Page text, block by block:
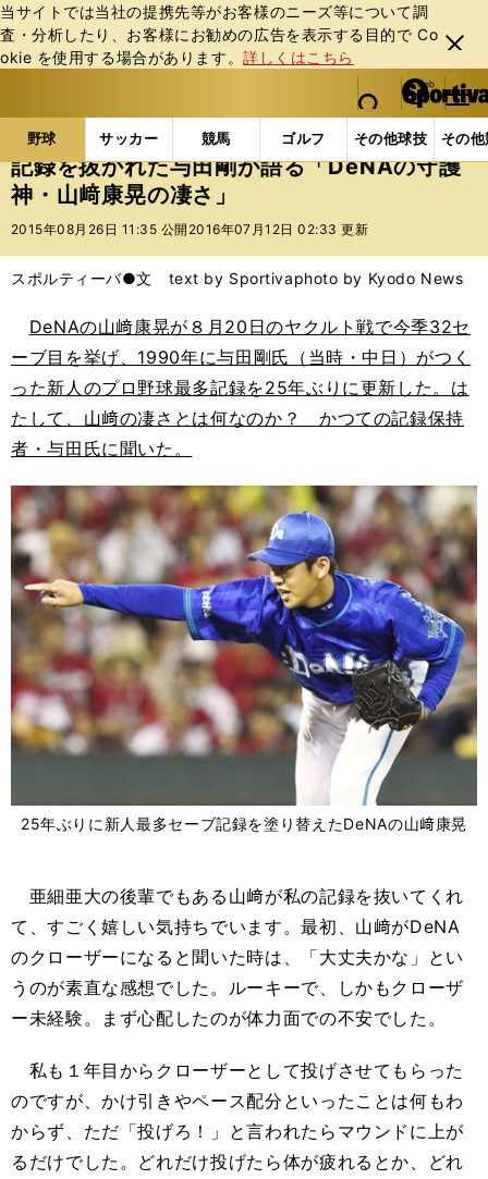
当サイトでは当社の提携先等がお客様のニーズ等について調
査・分析したり、お客様にお勧めの広告を表⽰する⽬的で Co
okie を使⽤する場合があります。詳しくはこちら
閉じ
る
web Sportiva (webスポルティーバ)
検索
マイペ
ー
ジ
メニュ
野球 サッカー 競馬 ゴルフ その他球技 その
b
ス
ポ
ル
バ
野球の記事一覧 プロ野球 記録を抜かれた与田剛が
記録を抜かれた与田剛が語る「DeNAの守護
神・山﨑康晃の凄さ」
2015年08月26日 11:35 公開 2016年07月12日 02:33 更新
スポルティーバ●文 text by Sportivaphoto by Kyodo News
DeNAの山﨑康晃が８月20日のヤクルト戦で今季32セ
ーブ目を挙げ、1990年に与田剛氏（当時・中日）がつく
った新人のプロ野球最多記録を25年ぶりに更新した。は
たして、山﨑の凄さとは何なのか？ かつての記録保持
者・与田氏に聞いた。
25年ぶりに新人最多セーブ記録を塗り替えたDeNAの山﨑康晃
亜細亜大の後輩でもある山﨑が私の記録を抜いてくれ
て、すごく嬉しい気持ちでいます。最初、山﨑がDeNA
のクローザーになると聞いた時は、「大丈夫かな」とい
うのが素直な感想でした。ルーキーで、しかもクローザ
ー未経験。まず心配したのが体力面での不安でした。
私も１年目からクローザーとして投げさせてもらった
のですが、かけ引きやペース配分といったことは何もわ
からず、ただ「投げろ！」と言われたらマウンドに上が
るだけでした。どれだけ投げたら体が疲れるとか、どれ